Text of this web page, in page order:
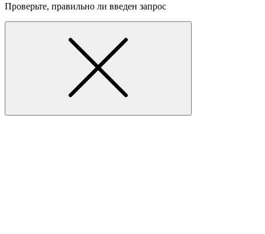
Проверьте, правильно ли введен запрос